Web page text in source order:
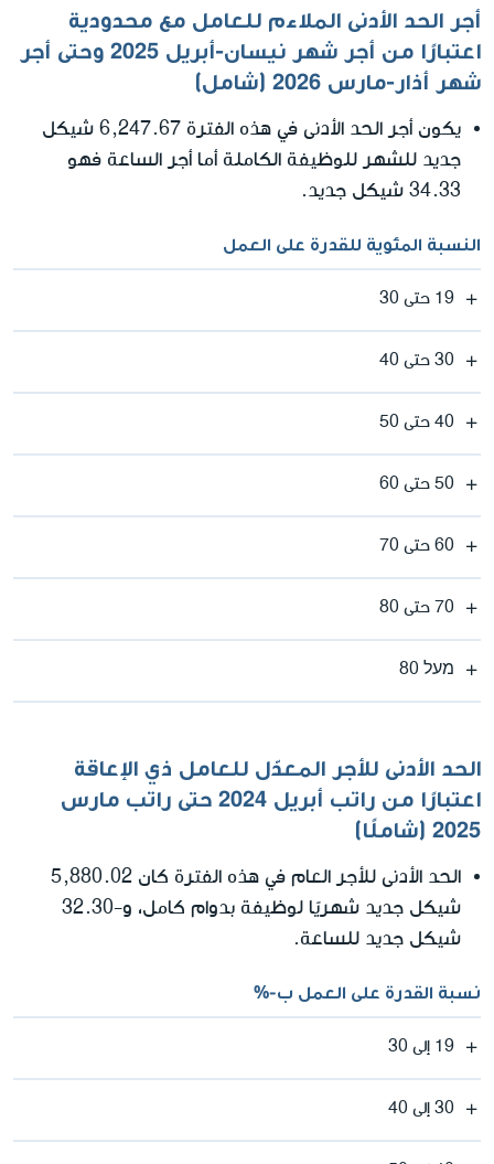
أجر الحد الأدنى الملاءم للعامل مع محدودية
اعتبارًا من أجر شهر نيسان-أبريل 2025 وحتى أجر
شهر أذار-مارس 2026 (شامل)
يكون أجر الحد الأدنى في هذه الفترة 6,247.67 شيكل
جديد للشهر للوظيفة الكاملة أما أجر الساعة فهو
34.33 شيكل جديد.
النسبة المئوية للقدرة على العمل
19 حتى 30
30 حتى 40
40 حتى 50
50 حتى 60
60 حتى 70
70 حتى 80
מעל 80
الحد الأدنى للأجر المعدّل للعامل ذي الإعاقة
اعتبارًا من راتب أبريل 2024 حتى راتب مارس
2025 (شاملًا)
الحد الأدنى للأجر العام في هذه الفترة كان 5,880.02
شيكل جديد شهريًا لوظيفة بدوام كامل، و-32.30
شيكل جديد للساعة.
نسبة القدرة على العمل ب-%
19 إلى 30
30 إلى 40